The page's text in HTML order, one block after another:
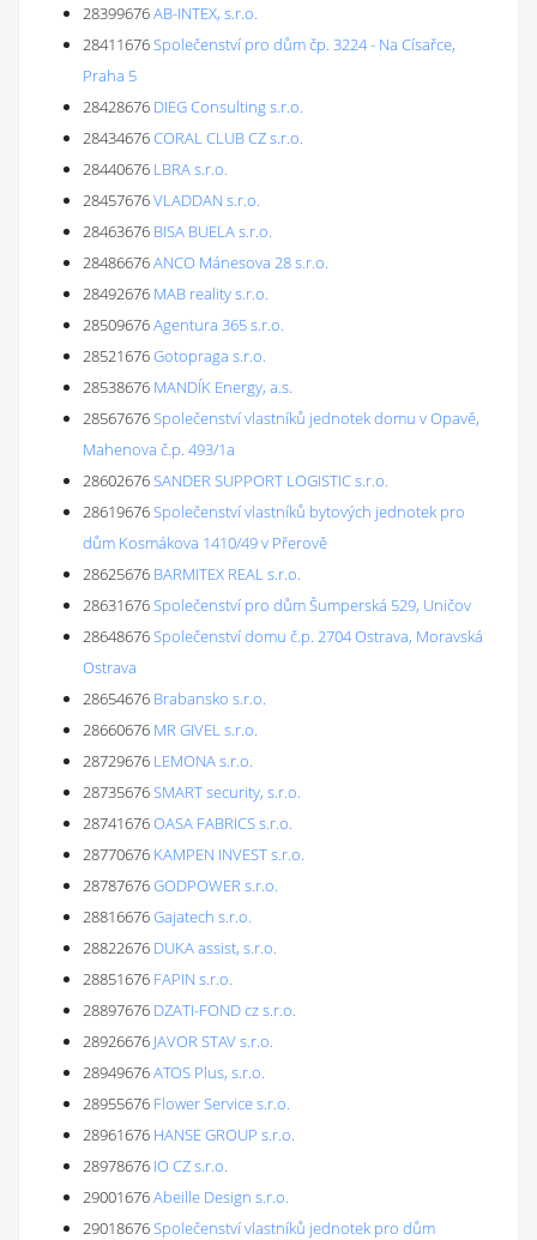
28399676AB-INTEX, s.r.o.
28411676Společenství pro dům čp. 3224 - Na Císařce,
Praha 5
28428676 DIEG Consulting s.r.o.
28434676CORAL CLUB CZ s.r.o.
28440676 LBRA s.r.o.
28457676VLADDAN s.r.o.
28463676 BISA BUELA s.r.o.
28486676ANCO Mánesova 28 s.r.o.
28492676 MAB reality s.r.o.
28509676Agentura 365 s.r.o.
28521676Gotopraga s.r.o.
28538676 MANDÍK Energy, a.s.
28567676Společenství vlastníků jednotek domu v Opavě,
Mahenova č.p. 493/1a
28602676SANDER SUPPORT LOGISTIC s.r.o.
28619676Společenství vlastníků bytových jednotek pro
dům Kosmákova 1410/49 v Přerově
28625676 BARMITEX REAL s.r.o.
28631676Společenství pro dům Šumperská 529, Uničov
28648676Společenství domu č.p. 2704 Ostrava, Moravská
Ostrava
28654676 Brabansko s.r.o.
28660676 MR GIVEL s.r.o.
28729676 LEMONA s.r.o.
28735676SMART security, s.r.o.
28741676OASA FABRICS s.r.o.
28770676 KAMPEN INVEST s.r.o.
28787676GODPOWER s.r.o.
28816676Gajatech s.r.o.
28822676 DUKA assist, s.r.o.
28851676 FAPIN s.r.o.
28897676 DZATI-FOND cz s.r.o.
28926676 JAVOR STAV s.r.o.
28949676ATOS Plus, s.r.o.
28955676 Flower Service s.r.o.
28961676 HANSE GROUP s.r.o.
28978676 IO CZ s.r.o.
29001676Abeille Design s.r.o.
29018676Společenství vlastníků jednotek pro dům